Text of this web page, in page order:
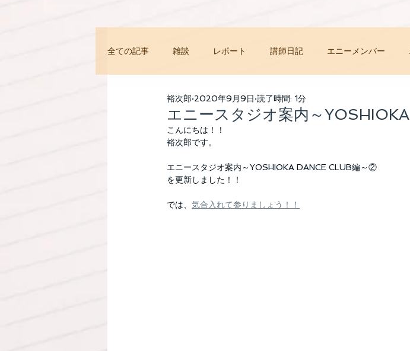
全ての記事 雑談 レポート 講師日記 エニーメンバー
今すぐ始める コミュニティ 非常事態オンラインレッスン
エニースタジオ案内～
裕次郎 2020年9月9日 読了時間: 1分
こんにちは！！
裕次郎です。
エニースタジオ案内～YOSHIOKA DANCE CLUB編～②
を更新しました！！
では、 気合入れて参りましょう！！